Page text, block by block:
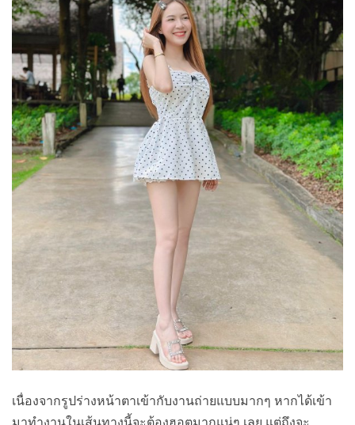
เนื่องจากรูปร่างหน้าตาเข้ากับงานถ่ายแบบมากๆ หากได้เข้า